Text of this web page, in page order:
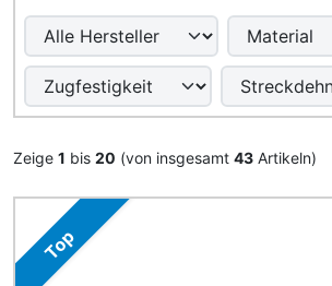
Zeige 1 bis 20 (von insgesamt 43 Artikeln)
Top